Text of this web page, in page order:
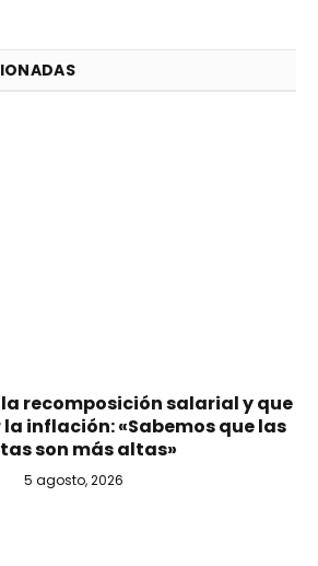
recomposición salarial y que
inflación: «Sabemos que las
son más altas»
5 agosto, 2026